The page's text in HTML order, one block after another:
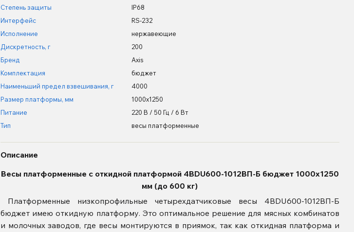
Степень защиты
IP68
Интерфейс
RS-232
Исполнение
нержавеющие
Дискретность, г
200
Бренд
Axis
Комплектация
бюджет
Наименьший предел взвешивания, г
4000
Размер платформы, мм
1000х1250
Питание
220 В / 50 Гц / 6 Вт
Тип
весы платформенные
Описание
Весы платформенные с откидной платформой 4BDU600-1012ВП-Б бюджет 1000х1250
мм (до 600 кг)
Платформенные низкопрофильные четырехдатчиковые весы 4BDU600-1012ВП-Б
бюджет имею откидную платформу. Это оптимальное решение для мясных комбинатов
и молочных заводов, где весы монтируются в приямок, так как откидная платформа и